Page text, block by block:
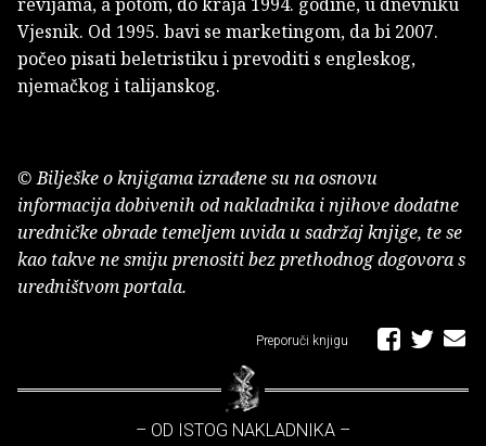
Vjesnik. Od 1995. bavi se marketingom, da bi 2007.
počeo pisati beletristiku i prevoditi s engleskog,
njemačkog i talijanskog.
© Bilješke o knjigama izrađene su na osnovu
informacija dobivenih od nakladnika i njihove dodatne
uredničke obrade temeljem uvida u sadržaj knjige, te se
kao takve ne smiju prenositi bez prethodnog dogovora s
uredništvom portala.
Preporuči knjigu
– OD ISTOG NAKLADNIKA –